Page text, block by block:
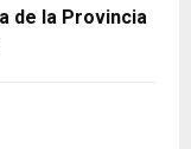
de la Provincia